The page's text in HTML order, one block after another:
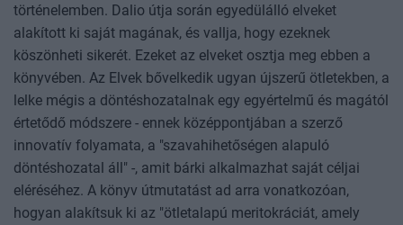
történelemben. Dalio útja során egyedülálló elveket
alakított ki saját magának, és vallja, hogy ezeknek
köszönheti sikerét. Ezeket az elveket osztja meg ebben a
könyvében. Az Elvek bővelkedik ugyan újszerű ötletekben, a
lelke mégis a döntéshozatalnak egy egyértelmű és magától
értetődő módszere - ennek középpontjában a szerző
innovatív folyamata, a "szavahihetőségen alapuló
döntéshozatal áll" -, amit bárki alkalmazhat saját céljai
eléréséhez. A könyv útmutatást ad arra vonatkozóan,
hogyan alakítsuk ki az "ötletalapú meritokráciát, amely